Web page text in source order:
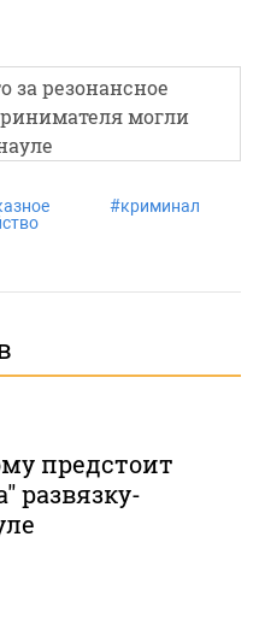
за резонансное
могли
#криминал
предстоит
развязку-